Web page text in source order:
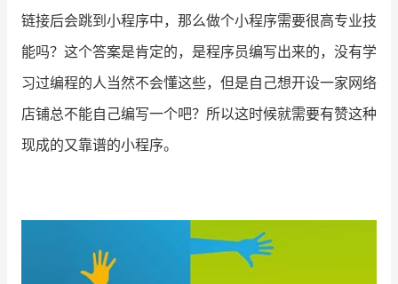
新零售资讯
培训课程
增长俱乐部 有赞商盟
社群交流
链接后会跳到小程序中，那么做个小程序需要很高专业技
能吗？这个答案是肯定的，是程序员编写出来的，没有学
习过编程的人当然不会懂这些，但是自己想开设一家网络
店铺总不能自己编写一个吧？所以这时候就需要有赞这种
现成的又靠谱的小程序。